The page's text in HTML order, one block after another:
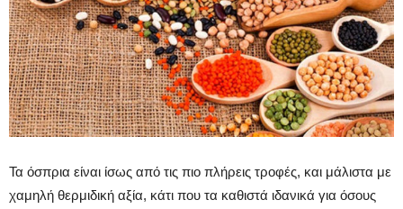
Τα όσπρια είναι ίσως από τις πιο πλήρεις τροφές, και μάλιστα με
χαμηλή θερμιδική αξία, κάτι που τα καθιστά ιδανικά για όσους